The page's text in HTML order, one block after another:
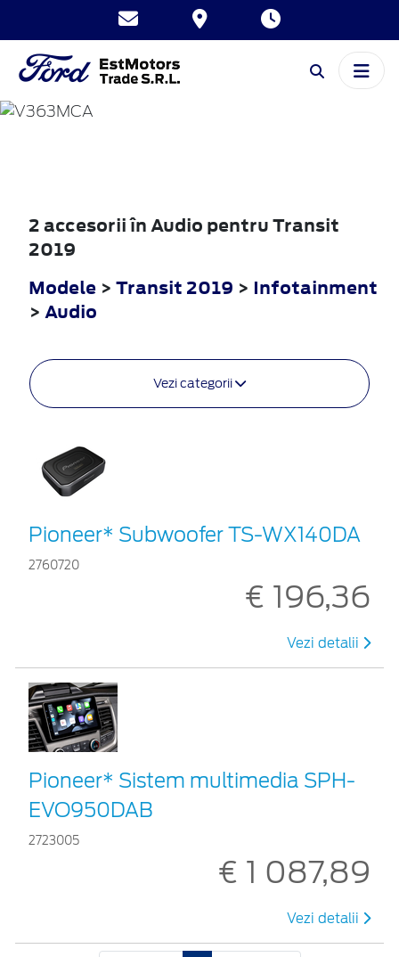
TRANSIT
2 accesorii în Audio pentru Transit
2019
Modele > Transit 2019 > Infotainment
> Audio
Vezi categorii
Pioneer* Subwoofer TS-WX140DA
2760720
€ 196,36
Vezi detalii
Pioneer* Sistem multimedia SPH-
EVO950DAB
2723005
€ 1 087,89
Vezi detalii